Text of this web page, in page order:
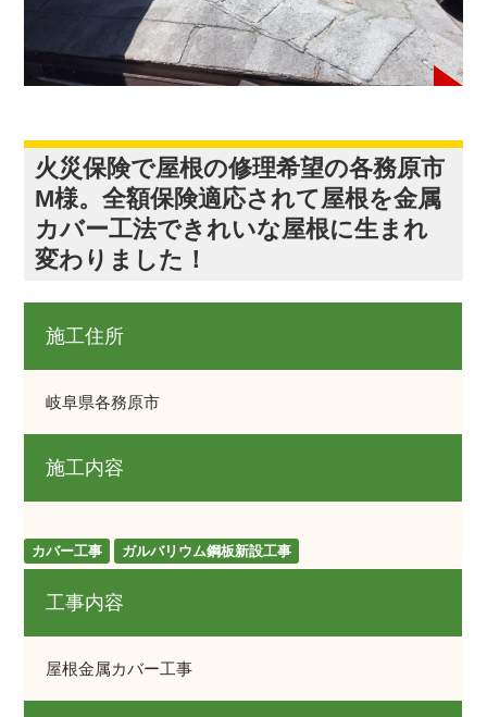
火災保険で屋根の修理希望の各務原市
M様。全額保険適応されて屋根を金属
カバー工法できれいな屋根に生まれ
変わりました！
施工住所
岐阜県各務原市
施工内容
カバー工事 ガルバリウム鋼板新設工事
工事内容
屋根金属カバー工事